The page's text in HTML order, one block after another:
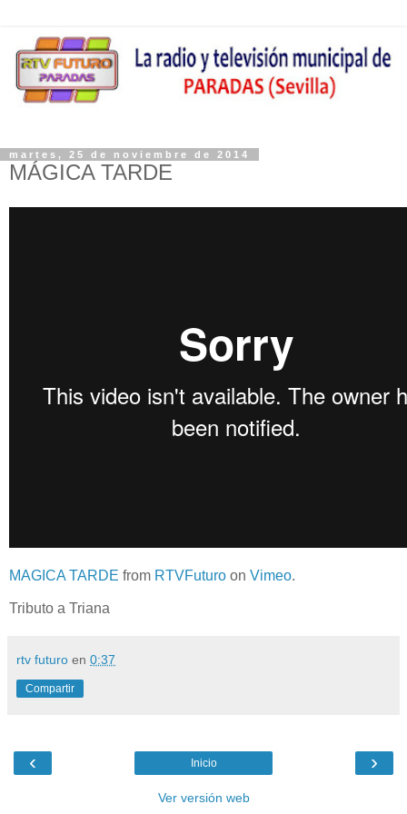
martes, 25 de noviembre de 2014
MÁGICA TARDE
MAGICA TARDE from RTVFuturo on Vimeo.
Tributo a Triana
rtv futuro en 0:37
Compartir
‹ ›
Inicio
Ver versión web